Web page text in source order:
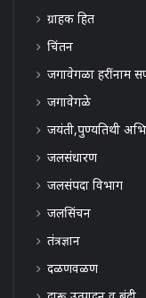
ग्राहक हित
चिंतन
जगावेगळा हरींनाम
जगावेगळे
जयंती,पुण्यतिथी
जलसंधारण
जलसंपदा विभाग
जलसिंचन
तंत्रज्ञान
दळणवळण